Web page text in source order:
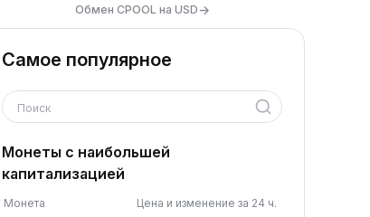
Обмен CPOOL на USD→
Самое популярное
Поиск
Монеты с наибольшей
капитализацией
Монета Цена и изменение за 24 ч.